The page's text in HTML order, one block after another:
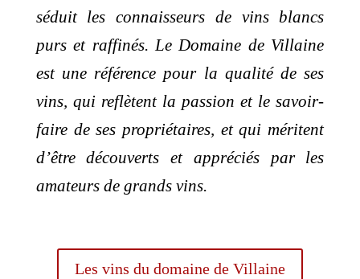
séduit les connaisseurs de vins blancs
purs et raffinés. Le Domaine de Villaine
est une référence pour la qualité de ses
vins, qui reflètent la passion et le savoir-
faire de ses propriétaires, et qui méritent
d’être découverts et appréciés par les
amateurs de grands vins.
Les vins du domaine de Villaine